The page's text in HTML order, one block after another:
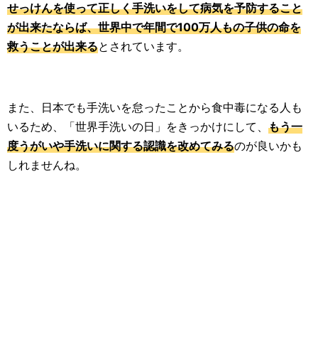
せっけんを使って正しく手洗いをして病気を予防すること
が出来たならば、世界中で年間で100万人もの子供の命を
救うことが出来るとされています。
また、日本でも手洗いを怠ったことから食中毒になる人も
いるため、「世界手洗いの日」をきっかけにして、 もう一
度うがいや手洗いに関する認識を改めてみるのが良いかも
しれませんね。